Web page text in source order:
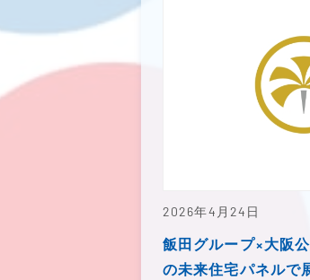
2026年4月24日
飯田グループ×大阪
の未来住宅パネルで